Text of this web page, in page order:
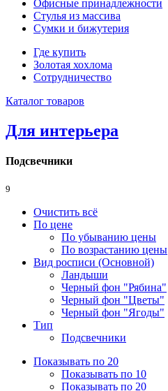
Офисные принадлежности
Стулья из массива
Сумки и бижутерия
Где купить
Золотая хохлома
Сотрудничество
Каталог товаров
Для интерьера
Подсвечники
9
Очистить всё
По цене
По убыванию цены
По возрастанию цены
Вид росписи (Основной)
Ландыши
Черный фон "Рябина"
Черный фон "Цветы"
Черный фон "Ягоды"
Тип
Подсвечники
Показывать по 20
Показывать по 10
Показывать по 20